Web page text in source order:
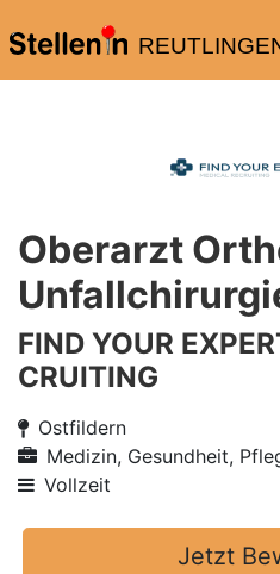
Oberarzt
FIND YOUR
CRUITING
Ostfildern
Medizin, Gesundheit,
Vollzeit
Jetzt